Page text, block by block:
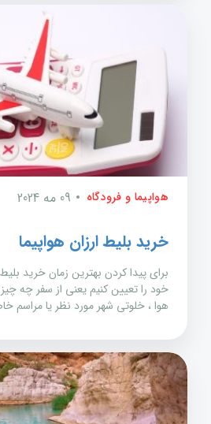
هواپیما و فرودگاه 09 مه 2024
خرید بلیط ارزان هواپیما
برای پیدا کردن بهترین زمان خرید بلیط
خود را تعیین کنیم یعنی از سفر چه
هوا ، خلوتی شهر مورد نظر یا مراسم